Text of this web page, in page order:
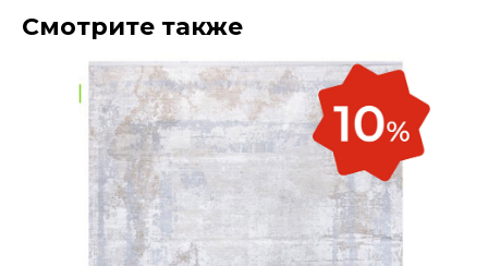
Смотрите также